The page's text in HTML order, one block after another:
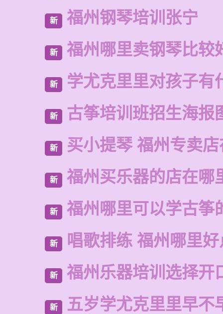
新 福州钢琴培训张宁
新 福州哪里卖钢琴比较
新 学尤克里里对孩子有
新 古筝培训班招生海报
新 买小提琴 福州专卖
新 福州买乐器的店在哪
新 福州哪里可以学古筝
新 唱歌排练 福州哪里
新 福州乐器培训选择开
新 五岁学尤克里里早不